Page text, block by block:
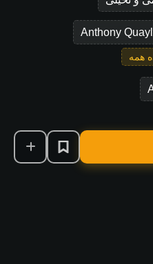
Anthony
همه